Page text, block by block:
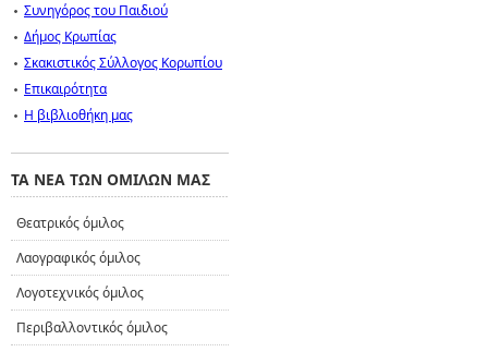
Συνηγόρος του Παιδιού
Δήμος Κρωπίας
Σκακιστικός Σύλλογος Κορωπίου
Επικαιρότητα
Η βιβλιοθήκη μας
ΤΑ ΝΕΑ ΤΩΝ ΟΜΙΛΩΝ ΜΑΣ
Θεατρικός όμιλος
Λαογραφικός όμιλος
Λογοτεχνικός όμιλος
Περιβαλλοντικός όμιλος